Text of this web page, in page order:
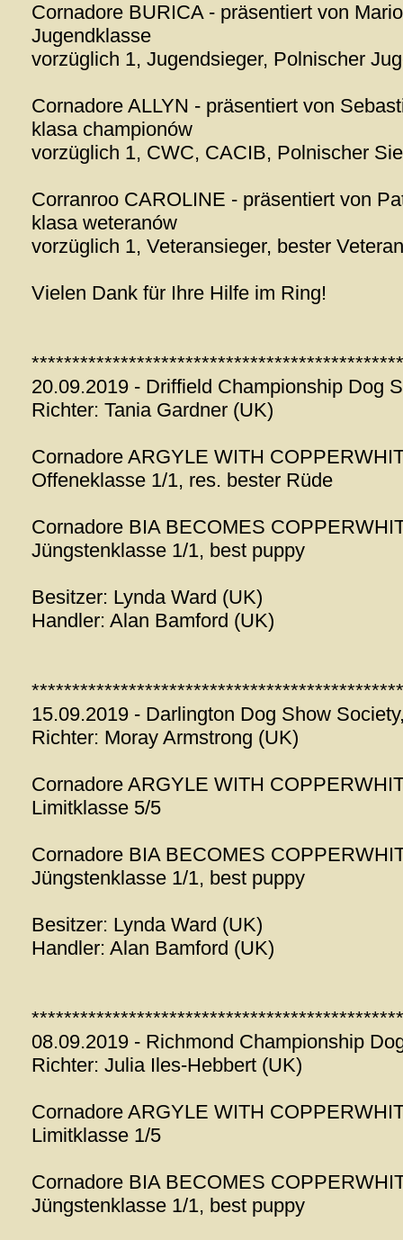
Cornadore BURICA - präsentiert von
Jugendklasse
vorzüglich 1, Jugendsieger, Polnischer
Cornadore ALLYN - präsentiert von
klasa championów
vorzüglich 1, CWC, CACIB, Polnischer
Corranroo CAROLINE - präsentiert von
klasa weteranów
vorzüglich 1, Veteransieger, bester Veteran
Vielen Dank für Ihre Hilfe im Ring!
**********************************************
20.09.2019 - Driffield Championship Dog
Richter: Tania Gardner (UK)
Cornadore ARGYLE WITH
Offeneklasse 1/1, res. bester Rüde
Cornadore BIA BECOMES
Jüngstenklasse 1/1, best puppy
Besitzer: Lynda Ward (UK)
Handler: Alan Bamford (UK)
**********************************************
15.09.2019 - Darlington Dog Show
Richter: Moray Armstrong (UK)
Cornadore ARGYLE WITH
Limitklasse 5/5
Cornadore BIA BECOMES
Jüngstenklasse 1/1, best puppy
Besitzer: Lynda Ward (UK)
Handler: Alan Bamford (UK)
**********************************************
08.09.2019 - Richmond Championship
Richter: Julia Iles-Hebbert (UK)
Cornadore ARGYLE WITH
Limitklasse 1/5
Cornadore BIA BECOMES
Jüngstenklasse 1/1, best puppy